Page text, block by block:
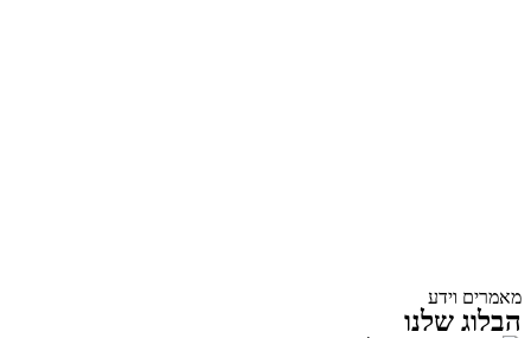
מאמרים וידע
הבלוג שלנו